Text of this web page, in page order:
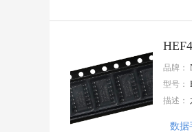
KANGNEX(康奈克斯电气)
OptoSupply(光谷)
Zetta(澜智)
LX(连线电子
Better(贝特)
品牌：
型号：
描述：
数据